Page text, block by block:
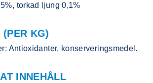
torkad ljung 0,1%
(PER KG)
Antioxidanter, konserveringsmedel.
INNEHÅLL